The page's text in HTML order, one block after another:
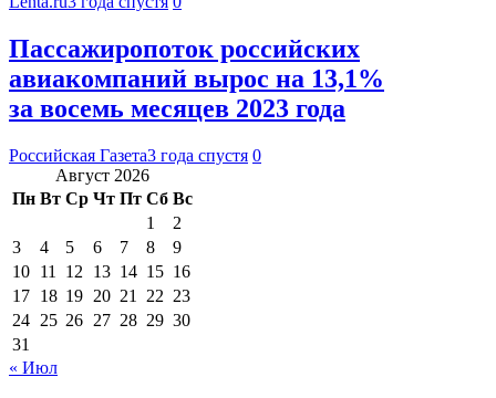
Пассажиропоток российских
авиакомпаний вырос на 13,1%
за восемь месяцев 2023 года
Российская Газета3 года спустя 0
Август 2026
Пн Вт Ср Чт Пт Сб Вс
1
2
3
4 5 6 7 8
9
10 11 12 13 14 15 16
17 18 19 20 21 22 23
24 25 26 27 28 29 30
31
« Июл